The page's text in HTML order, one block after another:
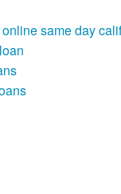
same day